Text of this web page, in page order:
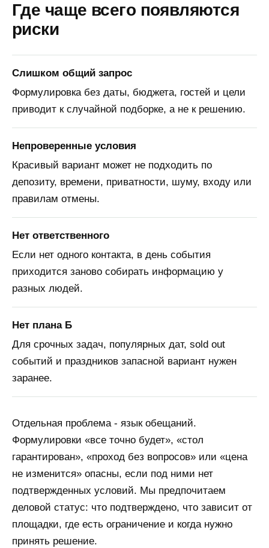
Где чаще всего появляются
риски
Слишком общий запрос
Формулировка без даты, бюджета, гостей и цели
приводит к случайной подборке, а не к решению.
Непроверенные условия
Красивый вариант может не подходить по
депозиту, времени, приватности, шуму, входу или
правилам отмены.
Нет ответственного
Если нет одного контакта, в день события
приходится заново собирать информацию у
разных людей.
Нет плана Б
Для срочных задач, популярных дат, sold out
событий и праздников запасной вариант нужен
заранее.
Отдельная проблема - язык обещаний.
Формулировки «все точно будет», «стол
гарантирован», «проход без вопросов» или «цена
не изменится» опасны, если под ними нет
подтвержденных условий. Мы предпочитаем
деловой статус: что подтверждено, что зависит от
площадки, где есть ограничение и когда нужно
принять решение.